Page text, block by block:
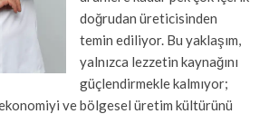
doğrudan üreticisinden
temin ediliyor. Bu yaklaşım,
yalnızca lezzetin kaynağını
güçlendirmekle kalmıyor;
ve bölgesel üretim kültürünü